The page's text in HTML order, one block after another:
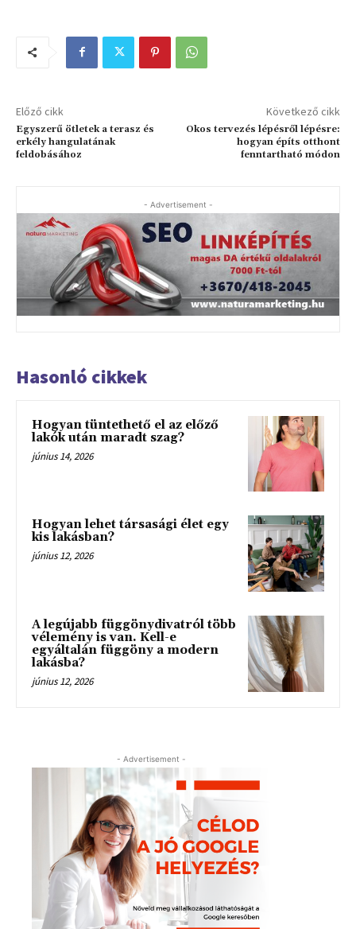
Előző cikk
Egyszerű ötletek a terasz és
erkély hangulatának
feldobásához
Következő cikk
Okos tervezés lépésről lépésre:
hogyan építs otthont
fenntartható módon
- Advertisement -
Hasonló cikkek
Hogyan tüntethető el az előző
lakók után maradt szag?
június 14, 2026
Hogyan lehet társasági élet egy
kis lakásban?
június 12, 2026
A legújabb függönydivatról több
vélemény is van. Kell-e
egyáltalán függöny a modern
lakásba?
június 12, 2026
- Advertisement -